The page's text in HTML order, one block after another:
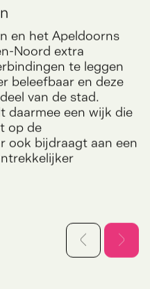
en het Apeldoorns
Noord extra
te leggen
beleefbaar en deze
van de stad.
daarmee een wijk die
op de
ook bijdraagt aan een